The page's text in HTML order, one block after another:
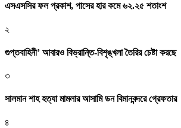
এসএসসির ফল প্রকাশ, পাসের হার কমে ৬২.২৫ শতাংশ
২
গুপ্তবাহিনী’ আবারও বিভ্রান্তি-বিশৃঙ্খলা তৈরির চেষ্টা করছে
৩
সালমান শাহ হত্যা মামলার আসামি ডন বিমানবন্দরে গ্রেফতার
৪